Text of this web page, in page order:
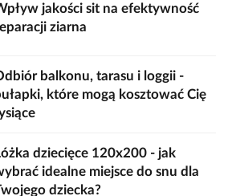
jakości sit na efektywność
ziarna
balkonu, tarasu i loggii -
które mogą kosztować Cię
dziecięce 120x200 - jak
idealne miejsce do snu dla
dziecka?